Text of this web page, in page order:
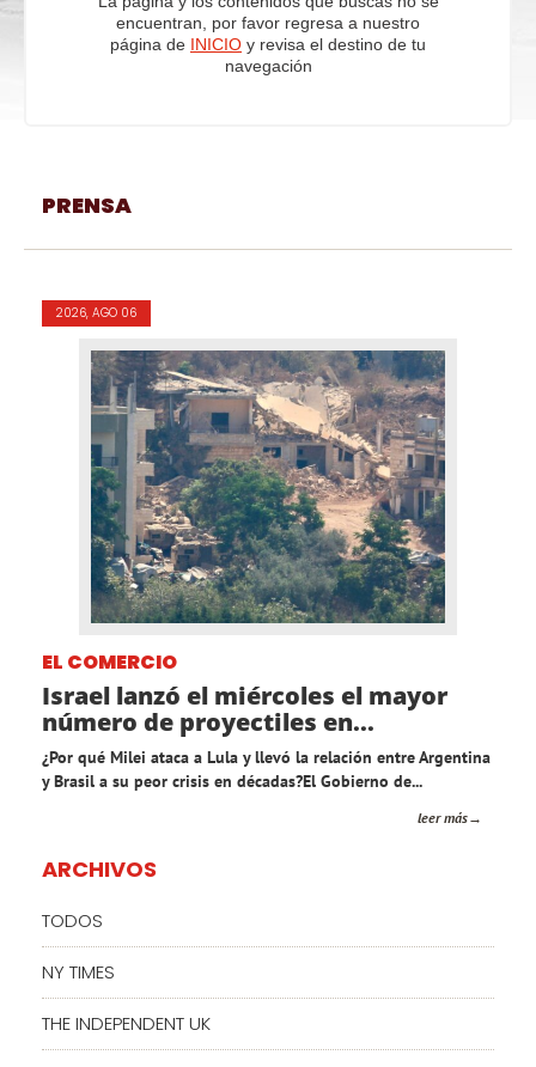
encuentran, por favor regresa a nuestro
página de INICIO y revisa el destino de tu
navegación
PRENSA
2026, AGO 06
EL COMERCIO
Israel lanzó el miércoles el mayor
número de proyectiles en...
¿Por qué Milei ataca a Lula y llevó la relación entre Argentina
y Brasil a su peor crisis en décadas?El Gobierno de...
leer más
ARCHIVOS
TODOS
NY TIMES
THE INDEPENDENT UK